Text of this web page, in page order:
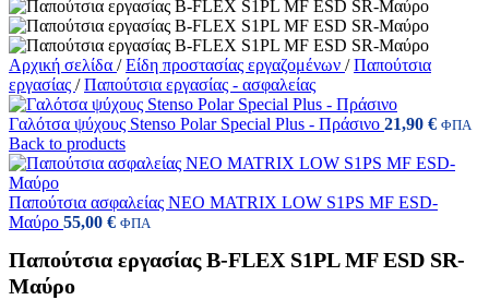
Αρχική σελίδα / Είδη προστασίας εργαζομένων / Παπούτσια
εργασίας / Παπούτσια εργασίας - ασφαλείας
Γαλότσα ψύχους Stenso Polar Special Plus - Πράσινο 21,90 € ΦΠΑ
Back to products
Παπούτσια ασφαλείας NEO MATRIX LOW S1PS MF ESD-
Μαύρο 55,00 € ΦΠΑ
Παπούτσια εργασίας B-FLEX S1PL MF ESD SR-
Μαύρο